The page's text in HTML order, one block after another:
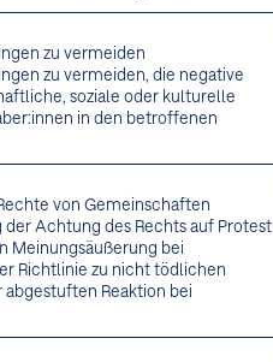
zu vermeiden
zu vermeiden, die negative
soziale oder kulturelle
in den betroffenen
von Gemeinschaften
Achtung des Rechts auf Protest
Meinungsäußerung bei
Richtlinie zu nicht tödlichen
Reaktion bei